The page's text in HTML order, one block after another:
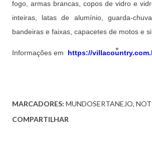
fogo, armas brancas, copos de vidro e
inteiras, latas de alumínio, guarda-
bandeiras e faixas, capacetes de motos e
Informações em https://
MARCADORES: MUNDOSERTANEJO
COMPARTILHAR